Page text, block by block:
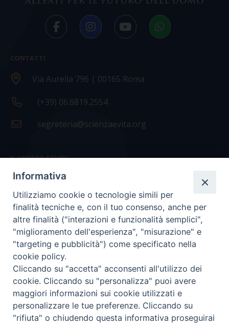
CONTATTI
Via Aurelia 796 | 00165 Roma
(+39) 06.6819.2554
segreteria@scienzaevita.org
IL CENTRO STUDI
La nostra storia
Statuto
Presidenza e ufficio presidenza
Consiglio scientifico
Coordinamento nazionale
COPYRIGHT Scienza & Vita - C.F96600690588- Tutti i
Informativa
Utilizziamo cookie o tecnologie simili per
finalità tecniche e, con il tuo consenso, anche per
altre finalità ("interazioni e funzionalità semplici",
"miglioramento dell'esperienza", "misurazione" e
"targeting e pubblicità") come specificato nella
cookie policy.
Cliccando su "accetta" acconsenti all'utilizzo dei
cookie. Cliccando su "personalizza" puoi avere
maggiori informazioni sui cookie utilizzati e
personalizzare le tue preferenze. Cliccando su
"rifiuta" o chiudendo questa informativa proseguirai